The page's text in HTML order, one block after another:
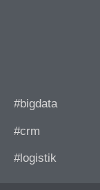
#bigdata
#crm
#logistik